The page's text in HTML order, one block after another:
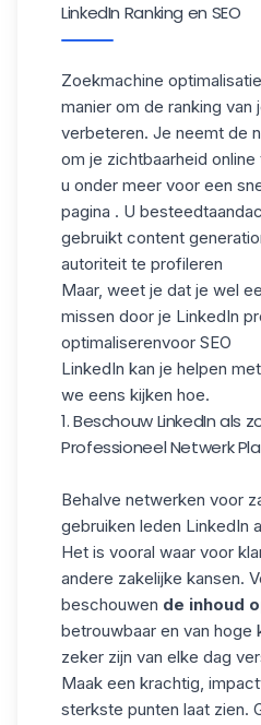
LinkedIn Ranking en SEO
Zoekmachine
manier om de ranking van
verbeteren. Je neemt de
om je zichtbaarheid
u onder meer voor een
pagina . U besteedt
gebruikt content
autoriteit te profileren
Maar, weet je dat je wel
missen door je LinkedIn
optimaliserenvoor SEO
LinkedIn kan je helpen
we eens kijken hoe.
1. Beschouw LinkedIn als
Professioneel Netwerk
Behalve netwerken voor
gebruiken leden LinkedIn
Het is vooral waar voor
andere zakelijke kansen.
beschouwen de inhoud
betrouwbaar en van hoge
zeker zijn van elke dag
Maak een krachtig,
sterkste punten laat zien.